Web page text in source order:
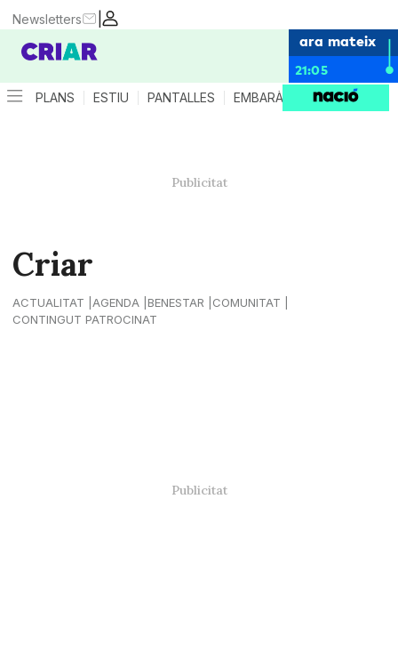
|
Newsletters
ara mateix
21:05
PLANS ESTIU PANTALLES EMBARÀS CRIANÇA
Criar
ACTUALITAT AGENDA BENESTAR
COMUNITAT
CONTINGUT PATROCINAT